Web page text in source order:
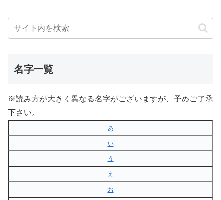
名字一覧
※読み方が大きく異なる名字がございますが、予めご了承
下さい。
あ
い
う
え
お